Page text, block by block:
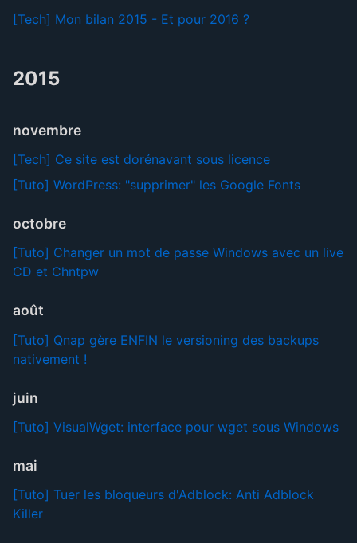
[Tech] Mon bilan 2015 - Et pour 2016 ?
2015
novembre
[Tech] Ce site est dorénavant sous licence
[Tuto] WordPress: "supprimer" les Google Fonts
octobre
[Tuto] Changer un mot de passe Windows avec un live
CD et Chntpw
août
[Tuto] Qnap gère ENFIN le versioning des backups
nativement !
juin
[Tuto] VisualWget: interface pour wget sous Windows
mai
[Tuto] Tuer les bloqueurs d'Adblock: Anti Adblock
Killer